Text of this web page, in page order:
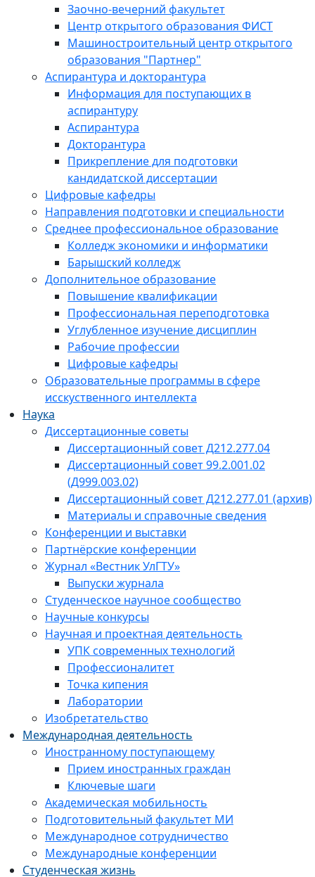
Заочно-вечерний факультет
Центр открытого образования ФИСТ
Машиностроительный центр открытого
образования "Партнер"
Аспирантура и докторантура
Информация для поступающих в
аспирантуру
Аспирантура
Докторантура
Прикрепление для подготовки
кандидатской диссертации
Цифровые кафедры
Направления подготовки и специальности
Среднее профессиональное образование
Колледж экономики и информатики
Барышский колледж
Дополнительное образование
Повышение квалификации
Профессиональная переподготовка
Углубленное изучение дисциплин
Рабочие профессии
Цифровые кафедры
Образовательные программы в сфере
исскуственного интеллекта
Наука
Диссертационные советы
Диссертационный совет Д212.277.04
Диссертационный совет 99.2.001.02
(Д999.003.02)
Диссертационный совет Д212.277.01 (архив)
Материалы и справочные сведения
Конференции и выставки
Партнёрские конференции
Журнал «Вестник УлГТУ»
Выпуски журнала
Студенческое научное сообщество
Научные конкурсы
Научная и проектная деятельность
УПК современных технологий
Профессионалитет
Точка кипения
Лаборатории
Изобретательство
Международная деятельность
Иностранному поступающему
Прием иностранных граждан
Ключевые шаги
Академическая мобильность
Подготовительный факультет МИ
Международное сотрудничество
Международные конференции
Студенческая жизнь